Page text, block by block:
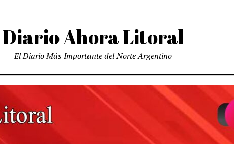
Diario Ahora Litoral
El Diario Más Importante del Norte Argentino